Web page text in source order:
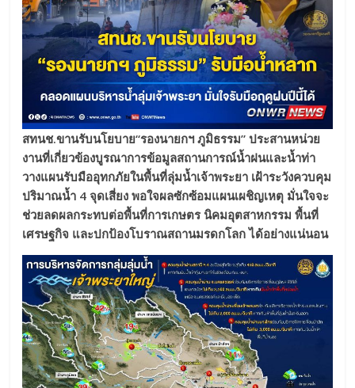
สทนช.ขานรับนโยบาย“รองนายกฯ ภูมิธรรม” ประสานหน่วย
งานที่เกี่ยวข้องบูรณาการข้อมูลสถานการณ์น้ำฝนและน้ำท่า
วางแผนรับมืออุทกภัยในพื้นที่ลุ่มน้ำเจ้าพระยา เฝ้าระวังควบคุม
ปริมาณน้ำ 4 จุดเสี่ยง พอใจผลซักซ้อมแผนเผชิญเหตุ มั่นใจจะ
ช่วยลดผลกระทบต่อพื้นที่การเกษตร นิคมอุตสาหกรรม พื้นที่
เศรษฐกิจ และปกป้องโบราณสถานมรดกโลก ได้อย่างแน่นอน